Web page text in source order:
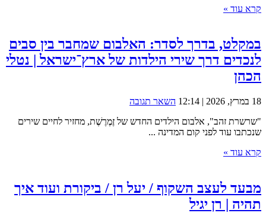
קרא עוד »
במקלט, בדרך לסדר: האלבום שמחבר בין סבים
לנכדים דרך שירי הילדות של ארץ־ישראל | נטלי
הכהן
18 במרץ, 2026 | 12:14
השאר תגובה
"שרשרת זהב", אלבום הילדים החדש של זֶמֶרֶשֶׁת, מחזיר לחיים שירים
שנכתבו עוד לפני קום המדינה ...
קרא עוד »
מבעד לעצב השקוף / יעל רן / ביקורת ועוד איך
תהיה | רן יגיל